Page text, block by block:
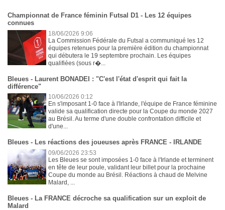
Championnat de France féminin Futsal D1 - Les 12 équipes
connues
18/06/2026 9:06
La Commission Fédérale du Futsal a communiqué les 12
équipes retenues pour la première édition du championnat
qui débutera le 19 septembre prochain. Les équipes
qualifiées (sous r�...
Bleues - Laurent BONADEI : "C'est l'état d'esprit qui fait la
différence"
10/06/2026 0:12
En s'imposant 1-0 face à l'Irlande, l'équipe de France féminine
valide sa qualification directe pour la Coupe du monde 2027
au Brésil. Au terme d'une double confrontation difficile et
d'une...
Bleues - Les réactions des joueuses après FRANCE - IRLANDE
09/06/2026 23:53
Les Bleues se sont imposées 1-0 face à l'Irlande et terminent
en tête de leur poule, validant leur billet pour la prochaine
Coupe du monde au Brésil. Réactions à chaud de Melvine
Malard, ...
Bleues - La FRANCE décroche sa qualification sur un exploit de
Malard